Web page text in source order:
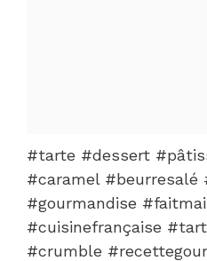
#tarte #dessert
#caramel #beurresalé
#gourmandise
#cuisinefrançaise
#crumble